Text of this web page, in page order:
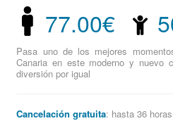
77.00€
Pasa uno de los mejores
Canaria en este moderno y nuevo
diversión por igual
Cancelación gratuita: hasta 36